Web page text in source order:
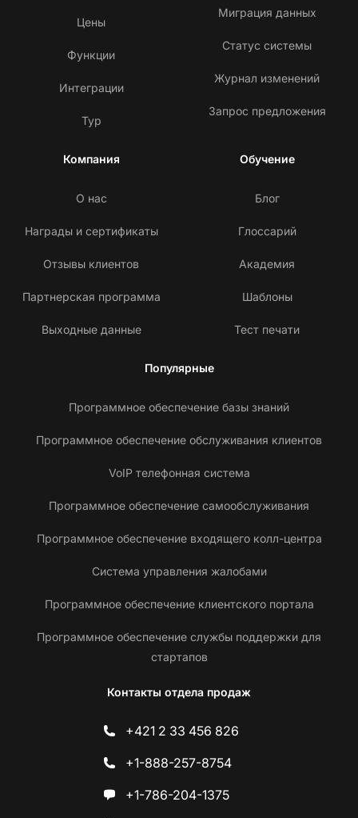
Цены
Функции
Интеграции
Тур
Миграция данных
Статус системы
Журнал изменений
Запрос предложения
Компания
О нас
Награды и сертификаты
Отзывы клиентов
Партнерская программа
Выходные данные
Обучение
Блог
Глоссарий
Академия
Шаблоны
Тест печати
Популярные
Программное обеспечение базы знаний
Программное обеспечение обслуживания клиентов
VoIP телефонная система
Программное обеспечение самообслуживания
Программное обеспечение входящего колл-центра
Система управления жалобами
Программное обеспечение клиентского портала
Программное обеспечение службы поддержки для
стартапов
Контакты отдела продаж
+421 2 33 456 826
+1-888-257-8754
+1-786-204-1375